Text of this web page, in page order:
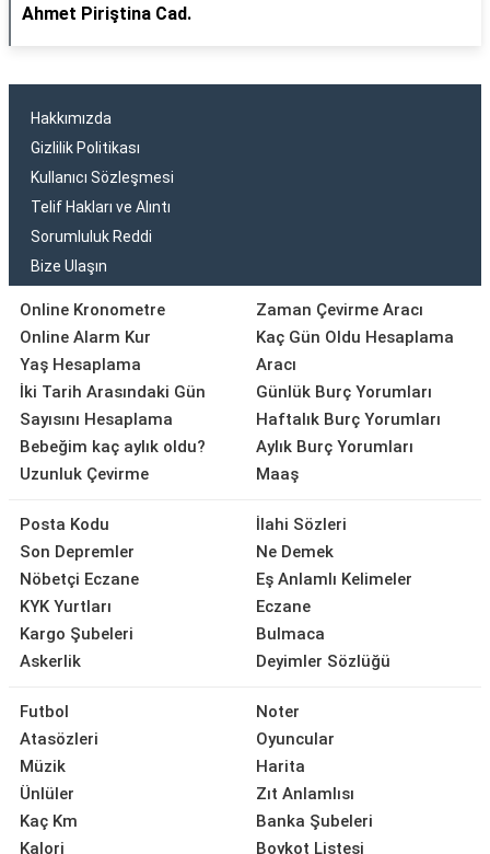
Ahmet Piriştina Cad.
Hakkımızda
Gizlilik Politikası
Kullanıcı Sözleşmesi
Telif Hakları ve Alıntı
Sorumluluk Reddi
Bize Ulaşın
Online Kronometre
Online Alarm Kur
Yaş Hesaplama
İki Tarih Arasındaki Gün
Sayısını Hesaplama
Bebeğim kaç aylık oldu?
Uzunluk Çevirme
Zaman Çevirme Aracı
Kaç Gün Oldu Hesaplama
Aracı
Günlük Burç Yorumları
Haftalık Burç Yorumları
Aylık Burç Yorumları
Maaş
Posta Kodu
Son Depremler
Nöbetçi Eczane
KYK Yurtları
Kargo Şubeleri
Askerlik
İlahi Sözleri
Ne Demek
Eş Anlamlı Kelimeler
Eczane
Bulmaca
Deyimler Sözlüğü
Futbol
Atasözleri
Müzik
Ünlüler
Kaç Km
Kalori
Noter
Oyuncular
Harita
Zıt Anlamlısı
Banka Şubeleri
Boykot Listesi